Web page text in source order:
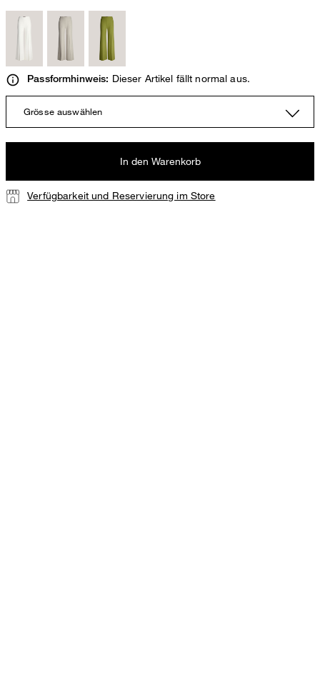
Passformhinweis: Dieser Artikel fällt normal aus.
Grösse auswählen
In den Warenkorb
Verfügbarkeit und Reservierung im Store